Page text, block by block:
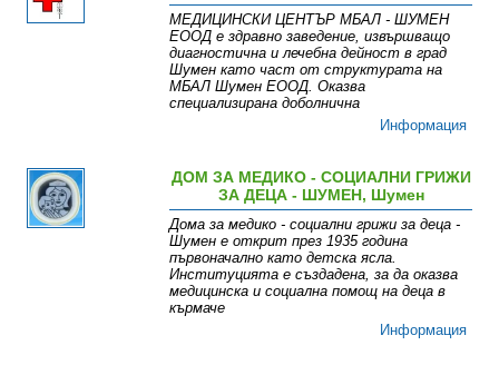
МЕДИЦИНСКИ ЦЕНТЪР МБАЛ - ШУМЕН
ЕООД е здравно заведение, извършващо
диагностична и лечебна дейност в град
Шумен като част от структурата на
МБАЛ Шумен ЕООД. Oказва
специализирана доболнична
Информация
ДОМ ЗА МЕДИКО - СОЦИАЛНИ ГРИЖИ
ЗА ДЕЦА - ШУМЕН, Шумен
Дома за медико - социални грижи за деца -
Шумен е открит през 1935 година
първоначално като детска ясла.
Институцията е създадена, за да оказва
медицинска и социална помощ на деца в
кърмаче
Информация